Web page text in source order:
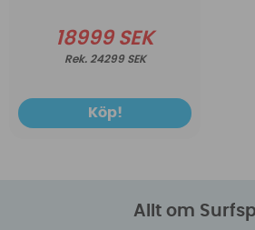
18999 SEK
24299 SEK
Köp!
Allt om